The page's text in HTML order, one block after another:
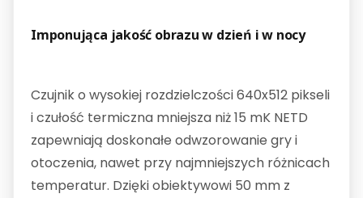
Imponująca jakość obrazu w dzień i w nocy
Czujnik o wysokiej rozdzielczości 640x512 pikseli
i czułość termiczna mniejsza niż 15 mK NETD
zapewniają doskonałe odwzorowanie gry i
otoczenia, nawet przy najmniejszych różnicach
temperatur. Dzięki obiektywowi 50 mm z